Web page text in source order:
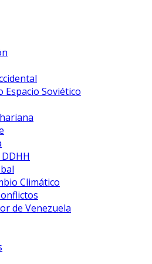
Espacio Soviético
Climático
de Venezuela